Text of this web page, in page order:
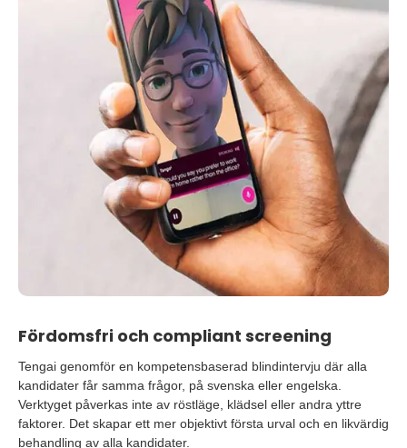
Fördomsfri och compliant screening
Tengai genomför en kompetensbaserad blindintervju där alla
kandidater får samma frågor, på svenska eller engelska.
Verktyget påverkas inte av röstläge, klädsel eller andra yttre
faktorer. Det skapar ett mer objektivt första urval och en likvärdig
behandling av alla kandidater.